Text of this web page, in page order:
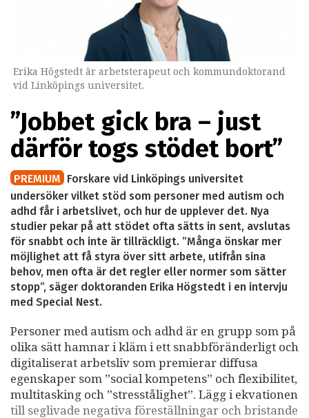
Erika Högstedt är arbetsterapeut och kommundoktorand
vid Linköpings universitet.
”Jobbet gick bra – just
därför togs stödet bort”
PREMIUM Forskare vid Linköpings universitet
undersöker vilket stöd som personer med autism och
adhd får i arbetslivet, och hur de upplever det. Nya
studier pekar på att stödet ofta sätts in sent, avslutas
för snabbt och inte är tillräckligt. ”Många önskar mer
möjlighet att få styra över sitt arbete, utifrån sina
behov, men ofta är det regler eller normer som sätter
stopp”, säger doktoranden Erika Högstedt i en intervju
med Special Nest.
Personer med autism och adhd är en grupp som på
olika sätt hamnar i kläm i ett snabbföränderligt och
digitaliserat arbetsliv som premierar diffusa
egenskaper som ”social kompetens” och flexibilitet,
multitasking och ”stresstålighet”. Lägg i ekvationen
till seglivade negativa föreställningar och bristande